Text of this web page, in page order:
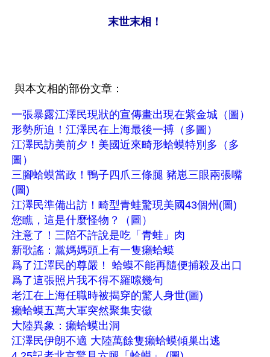
末世末相！
與本文相的部份文章：
一張暴露江澤民現狀的宣傳畫出現在紫金城（圖）
形勢所迫！江澤民在上海最後一搏（多圖）
江澤民訪美前夕！美國近來畸形蛤蟆特別多（多
圖）
三腳蛤蟆當政！鴨子四爪三條腿 豬崽三眼兩張嘴
(圖)
江澤民準備出訪！畸型青蛙驚現美國43個州(圖)
您瞧，這是什麼怪物？（圖）
注意了！三陪不許說是吃「青蛙」肉
新歌謠：黨媽媽頭上有一隻癩蛤蟆
爲了江澤民的尊嚴！ 蛤蟆不能再隨便捕殺及出口
爲了這張照片我不得不羅嗦幾句
老江在上海任職時被揭穿的驚人身世(圖)
癩蛤蟆五萬大軍突然聚集安徽
大陸異象：癩蛤蟆出洞
江澤民伊朗不適 大陸萬餘隻癩蛤蟆傾巢出逃